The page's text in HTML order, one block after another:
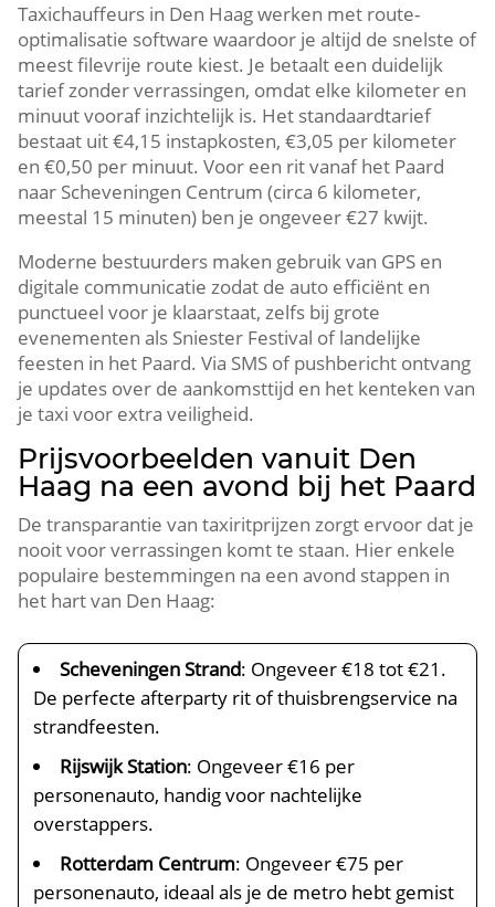
Taxichauffeurs in Den Haag werken met route-
optimalisatie software waardoor je altijd de snelste of
meest filevrije route kiest. Je betaalt een duidelijk
tarief zonder verrassingen, omdat elke kilometer en
minuut vooraf inzichtelijk is. Het standaardtarief
bestaat uit €4,15 instapkosten, €3,05 per kilometer
en €0,50 per minuut. Voor een rit vanaf het Paard
naar Scheveningen Centrum (circa 6 kilometer,
meestal 15 minuten) ben je ongeveer €27 kwijt.
Moderne bestuurders maken gebruik van GPS en
digitale communicatie zodat de auto efficiënt en
punctueel voor je klaarstaat, zelfs bij grote
evenementen als Sniester Festival of landelijke
feesten in het Paard. Via SMS of pushbericht ontvang
je updates over de aankomsttijd en het kenteken van
je taxi voor extra veiligheid.
Prijsvoorbeelden vanuit Den
Haag na een avond bij het Paard
De transparantie van taxiritprijzen zorgt ervoor dat je
nooit voor verrassingen komt te staan. Hier enkele
populaire bestemmingen na een avond stappen in
het hart van Den Haag:
Scheveningen Strand: Ongeveer €18 tot €21.
De perfecte afterparty rit of thuisbrengservice na
strandfeesten.
Rijswijk Station: Ongeveer €16 per
personenauto, handig voor nachtelijke
overstappers.
Rotterdam Centrum: Ongeveer €75 per
personenauto, ideaal als je de metro hebt gemist